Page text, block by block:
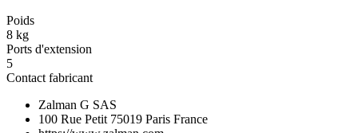
Poids
8 kg
Ports d'extension
5
Contact fabricant
Zalman G SAS
100 Rue Petit 75019 Paris France